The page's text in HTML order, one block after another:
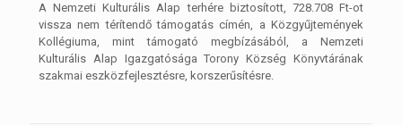
A Nemzeti Kulturális Alap terhére biztosított, 728.708 Ft-ot
vissza nem térítendő támogatás címén, a Közgyűjtemények
Kollégiuma, mint támogató megbízásából, a Nemzeti
Kulturális Alap Igazgatósága Torony Község Könyvtárának
szakmai eszközfejlesztésre, korszerűsítésre.